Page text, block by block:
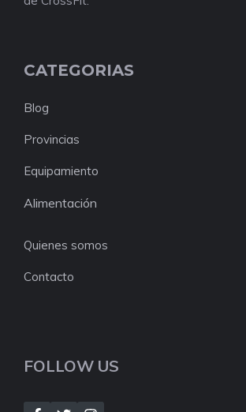
CATEGORIAS
Blog
Provincias
Equipamiento
Alimentación
Quienes somos
Contacto
FOLLOW US